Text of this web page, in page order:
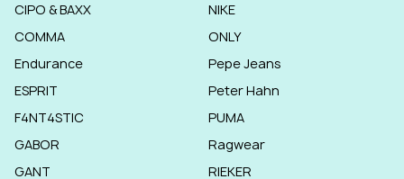
CIPO & BAXX
COMMA
Endurance
ESPRIT
F4NT4STIC
GABOR
GANT
NIKE
ONLY
Pepe Jeans
Peter Hahn
PUMA
Ragwear
RIEKER